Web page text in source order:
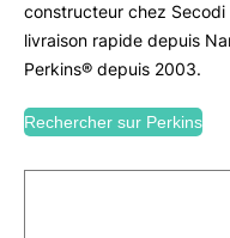
constructeur chez
livraison rapide depuis
Perkins® depuis 2003.
Rechercher sur Perkins